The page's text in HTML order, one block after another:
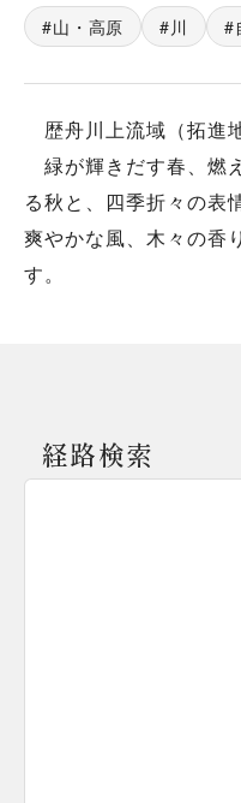
山・高原 川
歴舟川上流域（拓進
緑が輝きだす春、燃
る秋と、四季折々の表
爽やかな風、木々の香
す。
経路検索